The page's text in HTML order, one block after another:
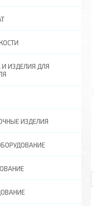
ИЗДЕЛИЯ ДЛЯ
ИЗДЕЛИЯ